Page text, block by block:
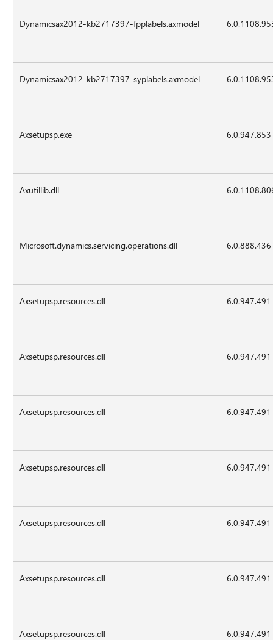
Dynamicsax2012-kb2717397-fpplabels.axmodel
Dynamicsax2012-kb2717397-syplabels.axmodel
Axsetupsp.exe 6.0.947.853
Axutillib.dll
Microsoft.dynamics.servicing.operations.dll 6.0.888.436
Axsetupsp.resources.dll 6.0.947.491
Axsetupsp.resources.dll 6.0.947.491
Axsetupsp.resources.dll 6.0.947.491
Axsetupsp.resources.dll 6.0.947.491
Axsetupsp.resources.dll 6.0.947.491
Axsetupsp.resources.dll 6.0.947.491
Axsetupsp.resources.dll 6.0.947.491